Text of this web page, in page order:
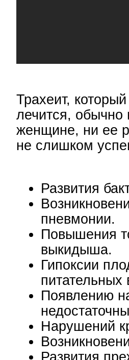
Трахеит,
лечится, обычно
женщине, ни ее
не слишком
Развития
пневмонии.
Повышения
выкидыша.
Гипоксии
питательных
Появлению
Нарушений
Развития